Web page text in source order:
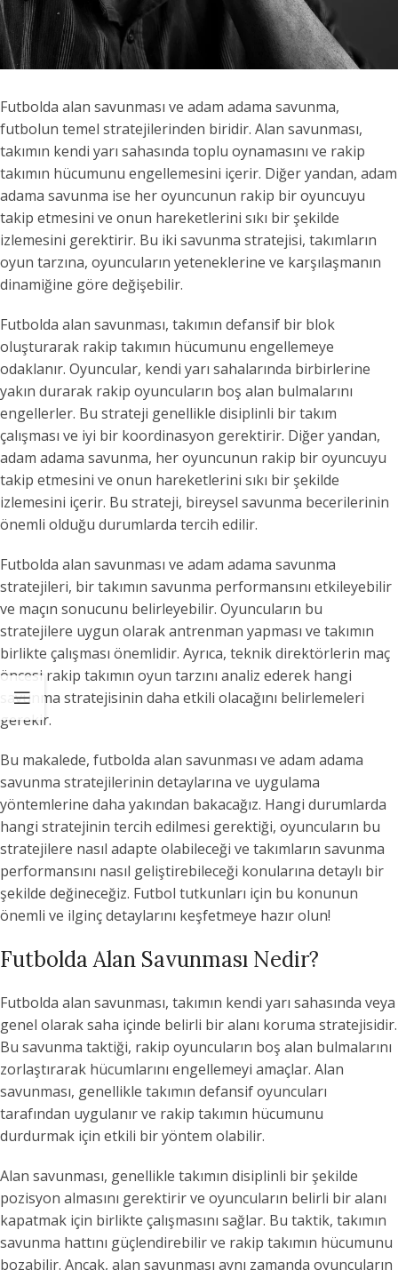
Futbolda alan savunması ve adam adama savunma,
futbolun temel stratejilerinden biridir. Alan savunması,
takımın kendi yarı sahasında toplu oynamasını ve rakip
takımın hücumunu engellemesini içerir. Diğer yandan, adam
adama savunma ise her oyuncunun rakip bir oyuncuyu
takip etmesini ve onun hareketlerini sıkı bir şekilde
izlemesini gerektirir. Bu iki savunma stratejisi, takımların
oyun tarzına, oyuncuların yeteneklerine ve karşılaşmanın
dinamiğine göre değişebilir.
Futbolda alan savunması, takımın defansif bir blok
oluşturarak rakip takımın hücumunu engellemeye
odaklanır. Oyuncular, kendi yarı sahalarında birbirlerine
yakın durarak rakip oyuncuların boş alan bulmalarını
engellerler. Bu strateji genellikle disiplinli bir takım
çalışması ve iyi bir koordinasyon gerektirir. Diğer yandan,
adam adama savunma, her oyuncunun rakip bir oyuncuyu
takip etmesini ve onun hareketlerini sıkı bir şekilde
izlemesini içerir. Bu strateji, bireysel savunma becerilerinin
önemli olduğu durumlarda tercih edilir.
Futbolda alan savunması ve adam adama savunma
stratejileri, bir takımın savunma performansını etkileyebilir
ve maçın sonucunu belirleyebilir. Oyuncuların bu
stratejilere uygun olarak antrenman yapması ve takımın
birlikte çalışması önemlidir. Ayrıca, teknik direktörlerin maç
öncesi rakip takımın oyun tarzını analiz ederek hangi
savunma stratejisinin daha etkili olacağını belirlemeleri
gerekir.
Bu makalede, futbolda alan savunması ve adam adama
savunma stratejilerinin detaylarına ve uygulama
yöntemlerine daha yakından bakacağız. Hangi durumlarda
hangi stratejinin tercih edilmesi gerektiği, oyuncuların bu
stratejilere nasıl adapte olabileceği ve takımların savunma
performansını nasıl geliştirebileceği konularına detaylı bir
şekilde değineceğiz. Futbol tutkunları için bu konunun
önemli ve ilginç detaylarını keşfetmeye hazır olun!
Futbolda Alan Savunması Nedir?
Futbolda alan savunması, takımın kendi yarı sahasında veya
genel olarak saha içinde belirli bir alanı koruma stratejisidir.
Bu savunma taktiği, rakip oyuncuların boş alan bulmalarını
zorlaştırarak hücumlarını engellemeyi amaçlar. Alan
savunması, genellikle takımın defansif oyuncuları
tarafından uygulanır ve rakip takımın hücumunu
durdurmak için etkili bir yöntem olabilir.
Alan savunması, genellikle takımın disiplinli bir şekilde
pozisyon almasını gerektirir ve oyuncuların belirli bir alanı
kapatmak için birlikte çalışmasını sağlar. Bu taktik, takımın
savunma hattını güçlendirebilir ve rakip takımın hücumunu
bozabilir. Ancak, alan savunması aynı zamanda oyuncuların